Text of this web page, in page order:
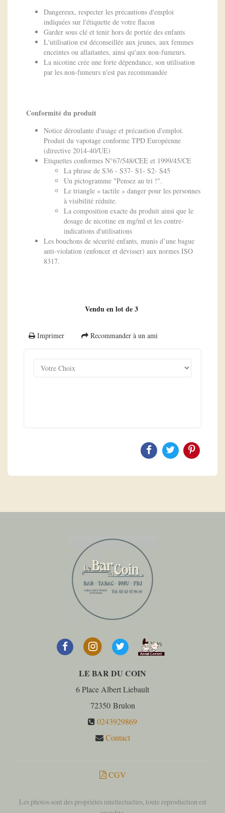
Dangereux, respecter les précautions d'emploi
indiquées sur l'étiquette de votre flacon
Garder sous clé et tenir hors de portée des enfants
L'utilisation est déconseillée aux jeunes, aux femmes
enceintes ou allaitantes, ainsi qu'aux non-fumeurs.
La nicotine crée une forte dépendance, son utilisation
par les non-fumeurs n'est pas recommandée
Conformité du produit
Notice déroulante d'usage et précaution d'emploi.
Produit du vapotage conforme TPD Européenne
(directive 2014-40/UE)
Etiquettes conformes N°67/548/CEE et 1999/45/CE
La phrase de S36 - S37- S1- S2- S45
Un pictogramme "Pensez au tri !".
Le triangle « tactile » danger pour les personnes
à visibilité réduite.
La composition exacte du produit ainsi que le
dosage de nicotine en mg/ml et les contre-
indications d'utilisations
Les bouchons de sécurité enfants, munis d’une bague
anti-violation (enfoncer et dévisser) aux normes ISO
8317.
Vendu en lot de 3
Imprimer Recommander à un ami
LE BAR DU COIN
6 Place Albert Liebault
72350 Brulon
0243929869
Contact
CGV
Les photos sont des propriétés intellectuelles, toute reproduction est